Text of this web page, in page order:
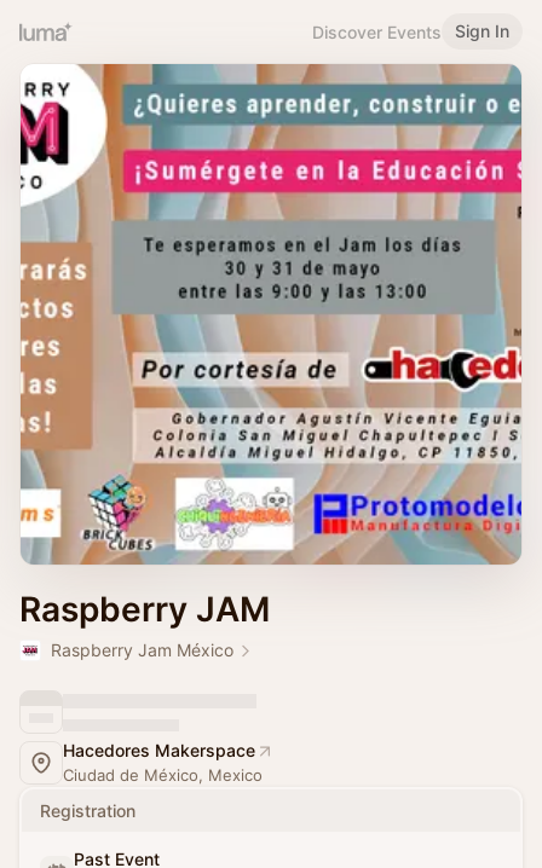
Discover Events Sign In
Raspberry JAM
Raspberry Jam México
Hacedores Makerspace
Ciudad de México, Mexico
Registration
Past Event